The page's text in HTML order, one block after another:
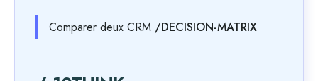
Comparer deux CRM /DECISION-MATRIX